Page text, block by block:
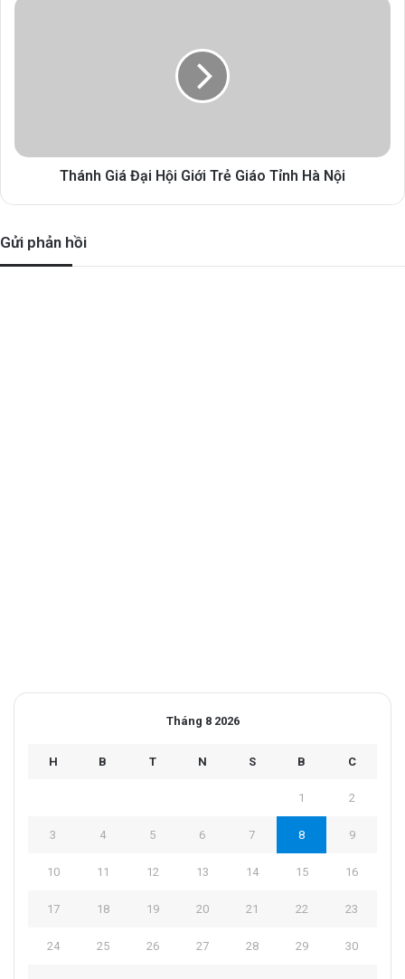
Thánh Giá Đại Hội Giới Trẻ Giáo Tỉnh Hà Nội
Gửi phản hồi
Tháng 8 2026
H B T N S B C
1 2
3 4 5 6 7 8 9
10 11 12 13 14 15 16
17 18 19 20 21 22 23
24 25 26 27 28 29 30